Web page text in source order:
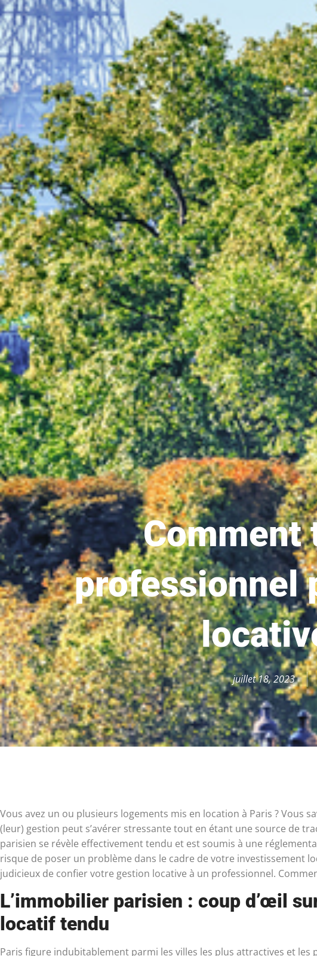
Comment
professionnel
juillet 18, 2023
Vous avez un ou plusieurs logements mis en location à Paris ? Vous
(leur) gestion peut s’avérer stressante tout en étant une source de
parisien se révèle effectivement tendu et est soumis à une
risque de poser un problème dans le cadre de votre investissement
judicieux de confier votre gestion locative à un professionnel.
L’immobilier parisien : coup d’œil
locatif tendu
Paris figure indubitablement parmi les villes les plus attractives et les